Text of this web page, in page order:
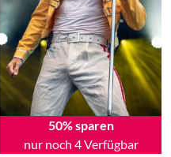
50% sparen
nur noch 4 Verfügbar